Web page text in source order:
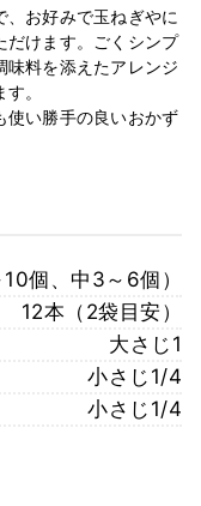
お好みで玉ねぎやに
だけます。ごくシンプ
味料を添えたアレンジ
。
使い勝手の良いおかず
個、中3～6個）
12本（2袋目安）
大さじ1
小さじ1/4
小さじ1/4